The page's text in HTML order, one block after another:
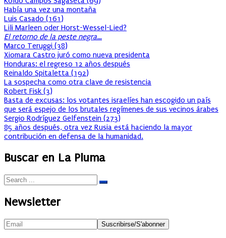
Había una vez una montaña
Luis Casado (161)
Lili Marleen oder Horst-Wessel-Lied?
El retorno de la peste negra…
Marco Teruggi (38)
Xiomara Castro juró como nueva presidenta
Honduras: el regreso 12 años después
Reinaldo Spitaletta (192)
La sospecha como otra clave de resistencia
Robert Fisk (3)
Basta de excusas: los votantes israelíes han escogido un país
que será espejo de los brutales regímenes de sus vecinos árabes
Sergio Rodríguez Gelfenstein (273)
85 años después, otra vez Rusia está haciendo la mayor
contribución en defensa de la humanidad.
Buscar en La Pluma
Newsletter